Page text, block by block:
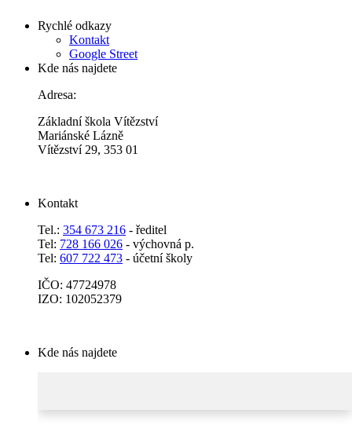
Rychlé odkazy
Kontakt
Google Street
Kde nás najdete
Adresa:
Základní škola Vítězství
Mariánské Lázně
Vítězství 29, 353 01
Kontakt
Tel.: 354 673 216 - ředitel
Tel: 728 166 026 - výchovná p.
Tel: 607 722 473 - účetní školy
IČO: 47724978
IZO: 102052379
Kde nás najdete